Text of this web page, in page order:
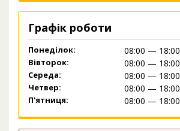
Графік роботи
Понеділок: 08:00 — 18:00
Вівторок: 08:00 — 18:00
Середа: 08:00 — 18:00
Четвер: 08:00 — 18:00
П'ятниця: 08:00 — 18:00